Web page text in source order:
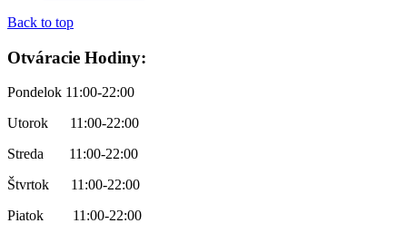
Back to top
Otváracie Hodiny:
Pondelok 11:00-22:00
Utorok 11:00-22:00
Streda 11:00-22:00
Štvrtok 11:00-22:00
Piatok 11:00-22:00